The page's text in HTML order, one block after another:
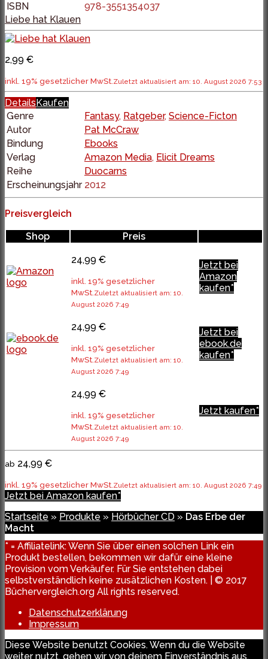
ISBN
978-3551354037
Liebe hat Klauen
2,99 €
inkl. 19% gesetzlicher MwSt.Zuletzt aktualisiert am: 10. August 2026 7:53
Details Kaufen
Genre
Fantasy, Ratgeber, Science-Ficton
Autor
Pat McCraw
Bindung
Ebooks
Verlag
Amazon Media, Elicit Dreams
Reihe
Duocarns
Erscheinungsjahr 2012
Preisvergleich
Shop
Preis
24,99 €
inkl. 19% gesetzlicher
MwSt.Zuletzt aktualisiert am: 10.
August 2026 7:49
Jetzt bei
Amazon
kaufen*
24,99 €
inkl. 19% gesetzlicher
MwSt.Zuletzt aktualisiert am: 10.
August 2026 7:49
Jetzt bei
ebook.de
kaufen*
24,99 €
inkl. 19% gesetzlicher
MwSt.Zuletzt aktualisiert am: 10.
August 2026 7:49
Jetzt kaufen*
ab 24,99 €
inkl. 19% gesetzlicher MwSt.Zuletzt aktualisiert am: 10. August 2026 7:49
Jetzt bei Amazon kaufen*
Startseite » Produkte » Hörbücher CD » Das Erbe der
Macht
* = Affiliatelink: Wenn Sie über einen solchen Link ein
Produkt bestellen, bekommen wir dafür eine kleine
Provision vom Verkäufer. Für Sie entstehen dabei
selbstverständlich keine zusätzlichen Kosten. | © 2017
Büchervergleich.org All rights reserved.
Datenschutzerklärung
Impressum
Diese Website benutzt Cookies. Wenn du die Website
weiter nutzt, gehen wir von deinem Einverständnis aus.